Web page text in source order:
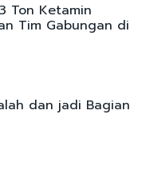
Ton Ketamin
Tim Gabungan di
dan jadi Bagian